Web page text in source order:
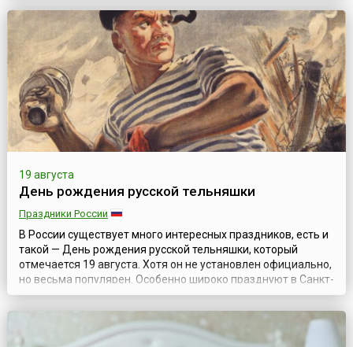
новый, в котором отсутствует необходимость. Хозяин
комиссионного магазина проверяет состояние товара
перед тем, как принять его у в...
19 августа
День рождения русской тельняшки
Праздники России
В России существует много интересных праздников, есть и
такой — День рождения русской тельняшки, который
отмечается 19 августа. Хотя он не установлен официально,
но весьма популярен. Особенно широко празднуют в Санкт-
Петербурге, где энтузиасты отмечают его как собственную
традицию. Тельняшка (в народе также — тельник) —
нательная полосатая рубаха (отсюда и название), которую
как предмет унифор...